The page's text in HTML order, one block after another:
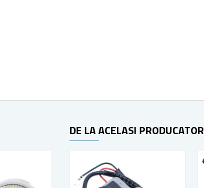
DE LA ACELASI PRODUCATOR